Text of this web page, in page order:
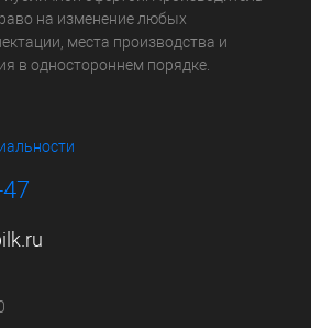
на изменение любых
места производства и
в одностороннем порядке.